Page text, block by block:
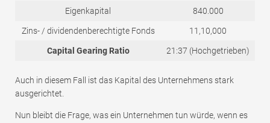
Eigenkapital 840.000
Zins- / dividendenberechtigte Fonds 11,10,000
Capital Gearing Ratio 21:37 (Hochgetrieben)
Auch in diesem Fall ist das Kapital des Unternehmens stark
ausgerichtet.
Nun bleibt die Frage, was ein Unternehmen tun würde, wenn es